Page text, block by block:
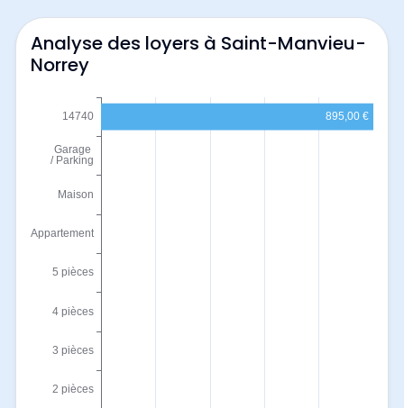
Analyse des loyers à Saint-Manvieu-
Norrey